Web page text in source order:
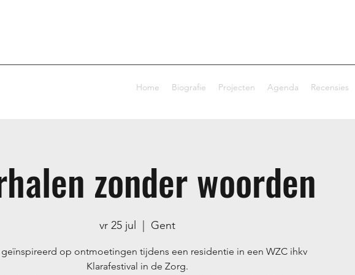
Home Biografie Projecten Agenda Recensies
zonder woorden
vr 25 jul
  |
Gent
op ontmoetingen tijdens een residentie in een WZC ihkv
Klarafestival in de Zorg.